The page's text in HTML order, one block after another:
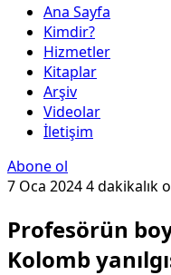
Ana Sayfa
Kimdir?
Hizmetler
Kitaplar
Arşiv
Videolar
İletişim
Abone ol
7 Oca 20244 dakikalık
Profesörün
Kolomb